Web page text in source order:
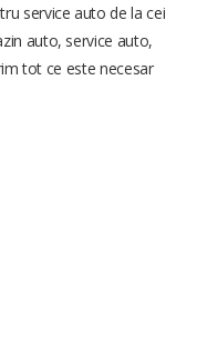
service auto de la cei
auto, service auto,
tot ce este necesar